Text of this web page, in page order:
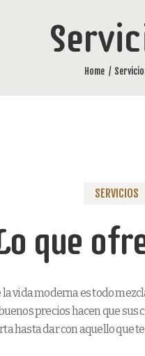
Home
SERVICIOS
que
vida moderna es todo
precios hacen que
hasta dar con aquello que